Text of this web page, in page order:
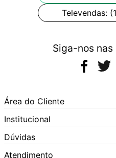
Televendas:
Siga-nos
Área do Cliente
Meus Pedidos
Meus Dados
Institucional
Central de Atendimento
Dúvidas Frequentes
Dúvidas
Como Comprar
Atendimento